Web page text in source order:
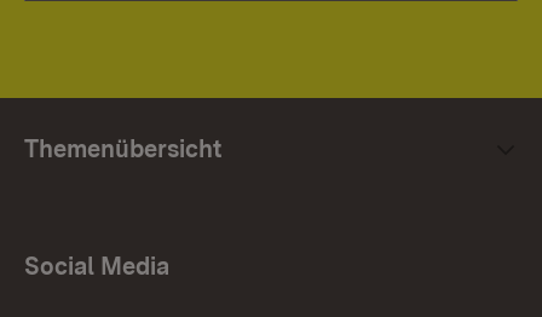
Themenübersicht
Social Media